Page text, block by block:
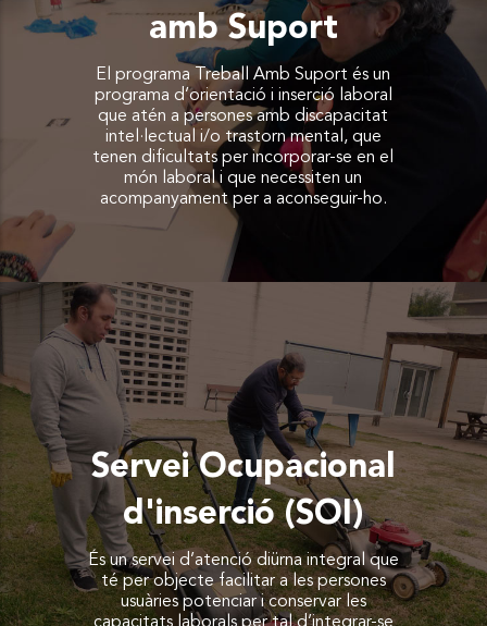
amb Suport
El programa Treball Amb Suport és un
programa d’orientació i inserció laboral
que atén a persones amb discapacitat
intel·lectual i/o trastorn mental, que
tenen dificultats per incorporar-se en el
món laboral i que necessiten un
acompanyament per a aconseguir-ho.
Servei Ocupacional
d'inserció (SOI)
És un servei d’atenció diürna integral que
té per objecte facilitar a les persones
usuàries potenciar i conservar les